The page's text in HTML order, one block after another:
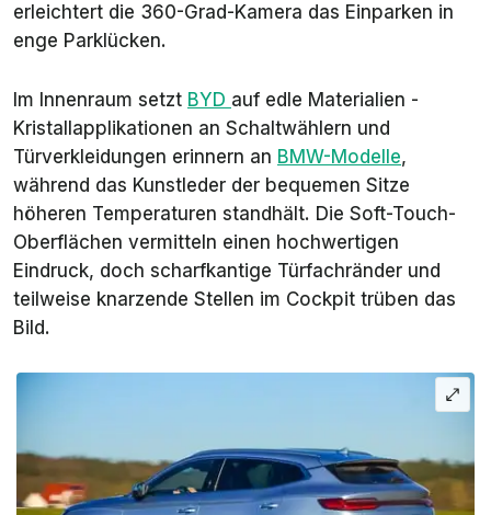
erleichtert die 360-Grad-Kamera das Einparken in
enge Parklücken.
Im Innenraum setzt BYD auf edle Materialien -
Kristallapplikationen an Schaltwählern und
Türverkleidungen erinnern an BMW-Modelle,
während das Kunstleder der bequemen Sitze
höheren Temperaturen standhält. Die Soft-Touch-
Oberflächen vermitteln einen hochwertigen
Eindruck, doch scharfkantige Türfachränder und
teilweise knarzende Stellen im Cockpit trüben das
Bild.